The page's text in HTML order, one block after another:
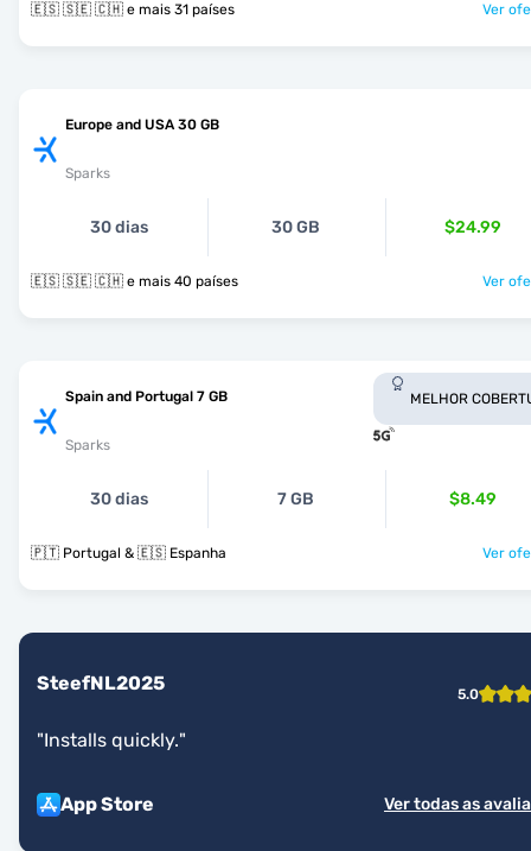
🇪🇸 🇸🇪 🇨🇭 e mais 31 países Ver
Europe and USA 30 GB
Sparks
30 dias 30 GB $24.99
🇪🇸 🇸🇪 🇨🇭 e mais 40 países Ver
Spain and Portugal 7 GB
Sparks
MELHOR
30 dias 7 GB $8.49
🇵🇹 Portugal & 🇪🇸 Espanha Ver
SteefNL2025 5.0
"Installs quickly."
App Store Ver todas as